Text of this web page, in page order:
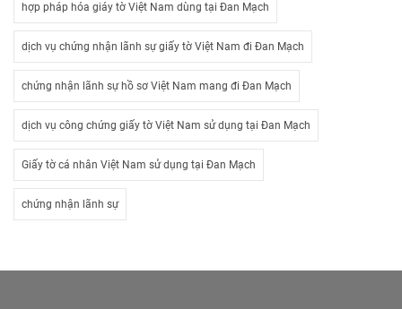
hợp pháp hóa giáy tờ Việt Nam dùng tại Đan Mạch
dịch vụ chứng nhận lãnh sự giấy tờ Việt Nam đi Đan Mạch
chứng nhận lãnh sự hồ sơ Việt Nam mang đi Đan Mạch
dịch vụ công chứng giấy tờ Việt Nam sử dụng tại Đan Mạch
Giấy tờ cá nhân Việt Nam sử dụng tại Đan Mạch
chứng nhận lãnh sự